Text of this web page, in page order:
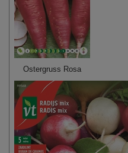
Ostergruss Rosa